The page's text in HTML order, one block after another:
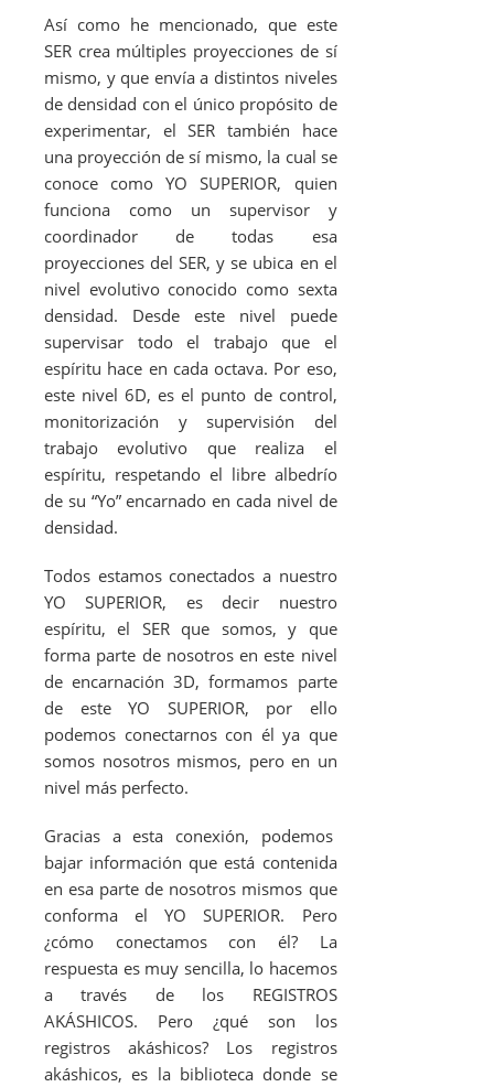
Así como he mencionado, que este
SER crea múltiples proyecciones de sí
mismo, y que envía a distintos niveles
de densidad con el único propósito de
experimentar, el SER también hace
una proyección de sí mismo, la cual se
conoce como YO SUPERIOR, quien
funciona como un supervisor y
coordinador de todas esa
proyecciones del SER, y se ubica en el
nivel evolutivo conocido como sexta
densidad. Desde este nivel puede
supervisar todo el trabajo que el
espíritu hace en cada octava. Por eso,
este nivel 6D, es el punto de control,
monitorización y supervisión del
trabajo evolutivo que realiza el
espíritu, respetando el libre albedrío
de su “Yo” encarnado en cada nivel de
densidad.
Todos estamos conectados a nuestro
YO SUPERIOR, es decir nuestro
espíritu, el SER que somos, y que
forma parte de nosotros en este nivel
de encarnación 3D, formamos parte
de este YO SUPERIOR, por ello
podemos conectarnos con él ya que
somos nosotros mismos, pero en un
nivel más perfecto.
Gracias a esta conexión, podemos
bajar información que está contenida
en esa parte de nosotros mismos que
conforma el YO SUPERIOR. Pero
¿cómo conectamos con él? La
respuesta es muy sencilla, lo hacemos
a través de los REGISTROS
AKÁSHICOS. Pero ¿qué son los
registros akáshicos? Los registros
akáshicos, es la biblioteca donde se